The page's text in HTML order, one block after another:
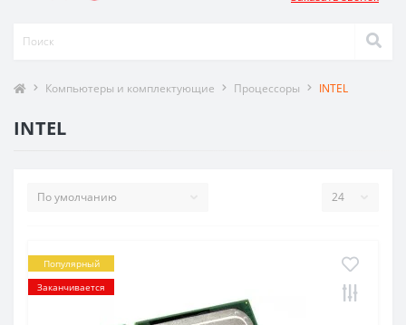
Компьютеры и комплектующие Процессоры INTEL
INTEL
Популярный
Заканчивается